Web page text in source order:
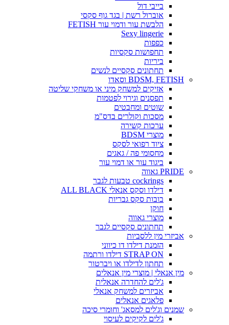
בייבי דול
אוברול רשת | בגד גוף סקסי
הלבשת עור ודמוי עור FETISH
Sexy lingerie
כפפות
תחפושות סקסיות
ביריות
תחתונים סקסיים לנשים
BDSM, FETISH וסאדו
אזיקים למשחק מיני או משחקי שליטה
תפסנים וגירוי לפטמות
שוטים ומחבטים
מסכות וקולרים בדס"מ
ערכות קשירה
מוצרי BDSM
ציוד רפואי לסקס
מחסומי פה / גאגים
ביגוד עור או דמוי עור
PRIDE גאווה
cockrings טבעות לגבר
דילדו וסקס אנאלי ALL BLACK
בובות סקס גבריות
חוקן
מוצרי גאווה
תחתונים סקסיים לגבר
אביזרי מין ללסביות
הזמנת דילדו דו כיווני
STRAP ON דילדו ורתמה
תחתון לדילדו או ויברטור
מין אנאלי | מוצרי מין אנאלים
ג'לים להחדרה אנאלית
אביזרים למשחק אנאלי
פלאגים אנאלים
שמנים וג'לים למסאג' וחומרי סיכה
ג'לים לקיקים לעיסוי